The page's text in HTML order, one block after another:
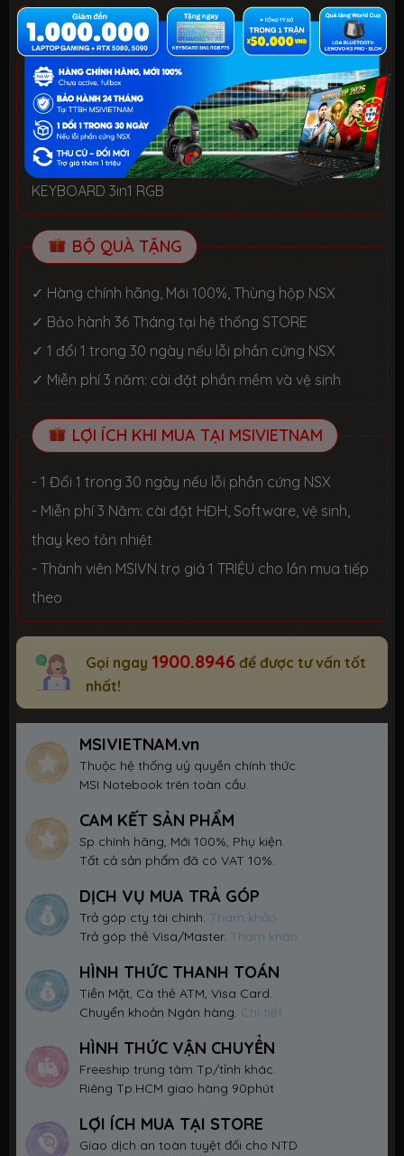
Liên hệ
ƯU ĐÃI TỐT NHẤT TRONG NĂM
HELLO SUMMER 2026.Xem chi tiết
- Laptop văn phòng. Giảm đến 700K
- Laptop Gaming RTX 5080: Giảm đến 2 TRIỆU +
KEYBOARD 3in1 RGB
BỘ QUÀ TẶNG
✓ Hàng chính hãng, Mới 100%, Thùng hộp NSX
✓ Bảo hành 36 Tháng tại hệ thống STORE
✓ 1 đổi 1 trong 30 ngày nếu lỗi phần cứng NSX
✓ Miễn phí 3 năm: cài đặt phần mềm và vệ sinh
LỢI ÍCH KHI MUA TẠI MSIVIETNAM
- 1 Đổi 1 trong 30 ngày nếu lỗi phần cứng NSX
- Miễn phí 3 Năm: cài đặt HĐH, Software, vệ sinh,
thay keo tản nhiệt
- Thành viên MSIVN trợ giá 1 TRIỆU cho lần mua tiếp
theo
Gọi ngay 1900.8946 để được tư vấn tốt
nhất!
MSIVIETNAM.vn
Thuộc hệ thống uỷ quyền chính thức
MSI Notebook trên toàn cầu.
CAM KẾT SẢN PHẨM
Sp chính hãng, Mới 100%, Phụ kiện.
Tất cả sản phẩm đã có VAT 10%.
DỊCH VỤ MUA TRẢ GÓP
Trả góp cty tài chính. Tham khảo
Trả góp thẻ Visa/Master. Tham khảo
HÌNH THỨC THANH TOÁN
Tiền Mặt, Cà thẻ ATM, Visa Card.
Chuyển khoản Ngân hàng. Chi tiết
HÌNH THỨC VẬN CHUYỂN
Freeship trung tâm Tp/tỉnh khác.
Riêng Tp.HCM giao hàng 90phút
LỢI ÍCH MUA TẠI STORE
Giao dịch an toàn tuyệt đối cho NTD